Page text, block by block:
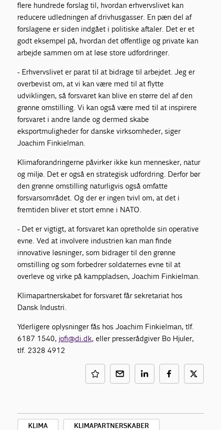
flere hundrede forslag til, hvordan erhvervslivet kan
reducere udledningen af drivhusgasser. En pæn del af
forslagene er siden indgået i politiske aftaler. Det er et
godt eksempel på, hvordan det offentlige og private kan
arbejde sammen om at løse store udfordringer.
- Erhvervslivet er parat til at bidrage til arbejdet. Jeg er
overbevist om, at vi kan være med til at flytte
udviklingen, så forsvaret kan blive en større del af den
grønne omstilling. Vi kan også være med til at inspirere
forsvaret i andre lande og dermed skabe
eksportmuligheder for danske virksomheder, siger
Joachim Finkielman.
Klimaforandringerne påvirker ikke kun mennesker, natur
og miljø. Det er også en strategisk udfordring. Derfor bør
den grønne omstilling naturligvis også omfatte
forsvarsområdet. Og der er ingen tvivl om, at det i
fremtiden bliver et stort emne i NATO.
- Det er vigtigt, at forsvaret kan opretholde sin operative
evne. Ved at involvere industrien kan man finde
innovative løsninger, som bidrager til den grønne
omstilling og som forbedrer soldaternes evne til at
overleve og virke på kamppladsen, Joachim Finkielman.
Klimapartnerskabet for forsvaret får sekretariat hos
Dansk Industri.
Yderligere oplysninger fås hos Joachim Finkielman, tlf.
6187 1540, jofi@di.dk, eller presserådgiver Bo Hjuler,
tlf. 2328 4912
KLIMA KLIMAPARTNERSKABER